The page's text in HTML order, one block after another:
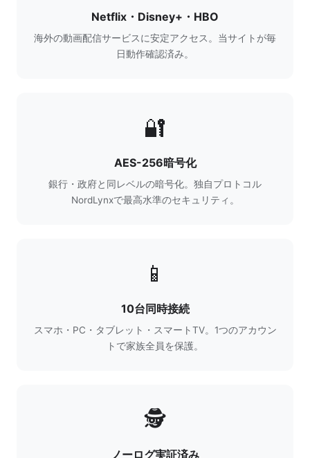
Netflix・Disney+・HBO
海外の動画配信サービスに安定アクセス。当サイトが毎
日動作確認済み。
🔐
AES-256暗号化
銀行・政府と同レベルの暗号化。独自プロトコル
NordLynxで最高水準のセキュリティ。
📱
10台同時接続
スマホ・PC・タブレット・スマートTV。1つのアカウン
トで家族全員を保護。
🕵️
ノーログ実証済み